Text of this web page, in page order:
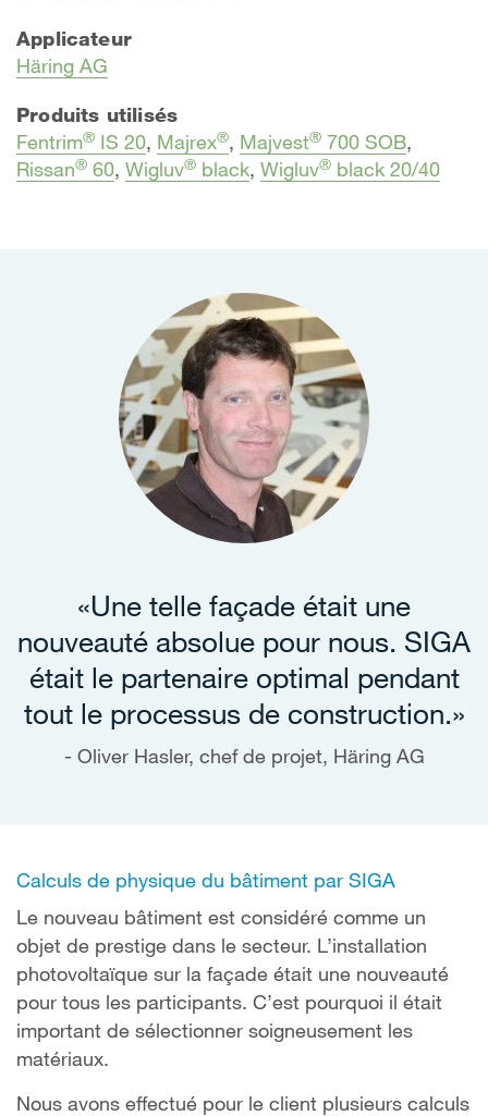
Applicateur
Häring AG
Produits utilisés
Fentrim® IS 20, Majrex®, Majvest® 700 SOB,
Rissan® 60, Wigluv® black, Wigluv® black 20/40
«Une telle façade était une
nouveauté absolue pour nous. SIGA
était le partenaire optimal pendant
tout le processus de construction.»
Oliver Hasler, chef de projet, Häring AG
Calculs de physique du bâtiment par SIGA
Le nouveau bâtiment est considéré comme un
objet de prestige dans le secteur. L’installation
photovoltaïque sur la façade était une nouveauté
pour tous les participants. C’est pourquoi il était
important de sélectionner soigneusement les
matériaux.
Nous avons effectué pour le client plusieurs calculs